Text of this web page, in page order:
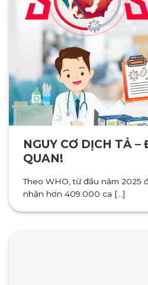
NGUY CƠ DỊCH TẢ –
QUAN!
Theo WHO, từ đầu năm 2025
nhận hơn 409.000 ca [...]